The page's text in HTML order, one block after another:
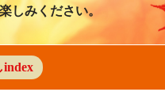
しみください。
index